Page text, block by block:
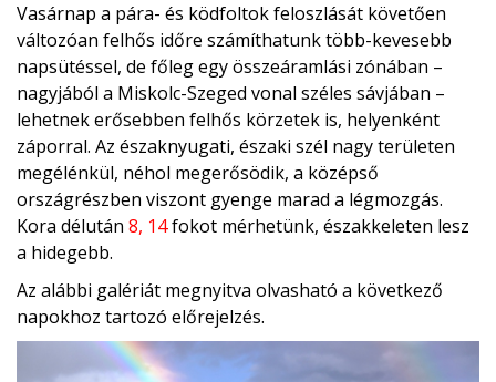
Vasárnap a pára- és ködfoltok feloszlását követően
változóan felhős időre számíthatunk több-kevesebb
napsütéssel, de főleg egy összeáramlási zónában –
nagyjából a Miskolc-Szeged vonal széles sávjában –
lehetnek erősebben felhős körzetek is, helyenként
záporral. Az északnyugati, északi szél nagy területen
megélénkül, néhol megerősödik, a középső
országrészben viszont gyenge marad a légmozgás.
Kora délután 8, 14fokot mérhetünk, északkeleten lesz
a hidegebb.
Az alábbi galériát megnyitva olvasható a következő
napokhoz tartozó előrejelzés.